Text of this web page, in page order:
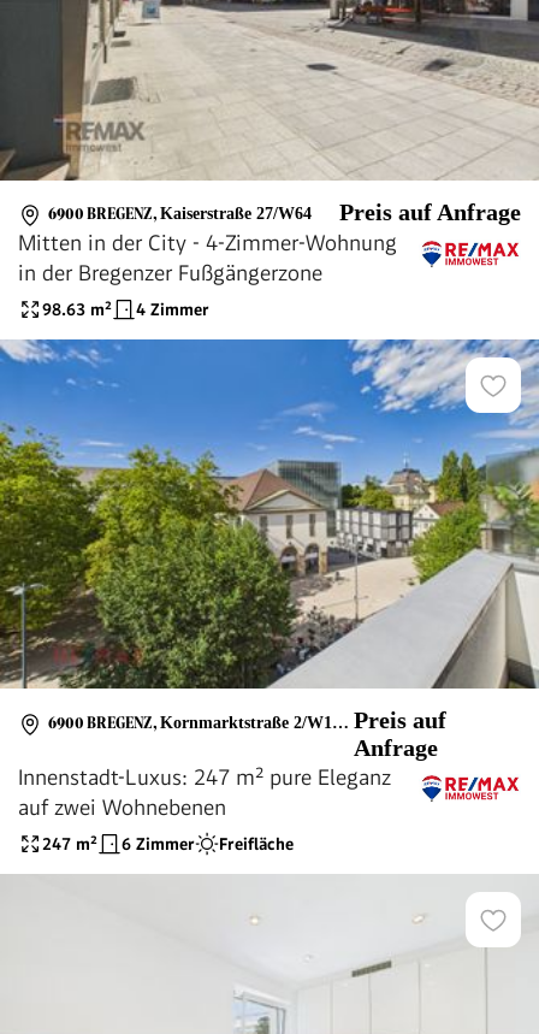
6900 BREGENZ, Kaiserstraße 27/W64 Preis auf Anfrage
Mitten in der City - 4-Zimmer-Wohnung
in der Bregenzer Fußgängerzone
98.63 m² 4 Zimmer
6900 BREGENZ, Kornmarktstraße 2/W19, W20
Preis auf
Anfrage
Innenstadt-Luxus: 247 m² pure Eleganz
auf zwei Wohnebenen
247 m² 6 Zimmer Freifläche